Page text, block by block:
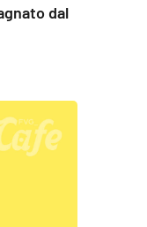
dal